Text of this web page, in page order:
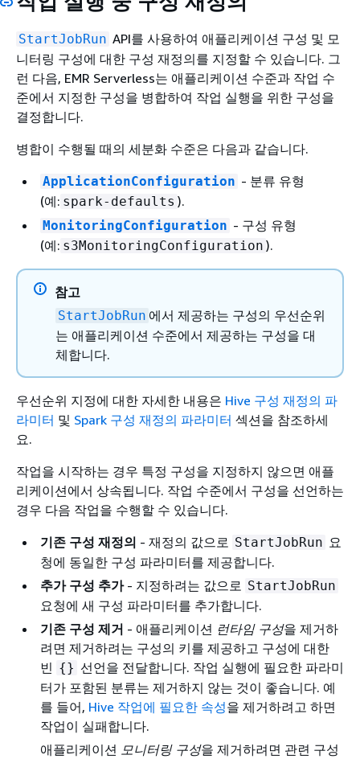
StartJobRun API를 사용하여 애플리케이션 구성 및 모
니터링 구성에 대한 구성 재정의를 지정할 수 있습니다. 그
런 다음, EMR Serverless는 애플리케이션 수준과 작업 수
준에서 지정한 구성을 병합하여 작업 실행을 위한 구성을
결정합니다.
병합이 수행될 때의 세분화 수준은 다음과 같습니다.
ApplicationConfiguration - 분류 유형
(예: spark-defaults ).
MonitoringConfiguration - 구성 유형
(예: s3MonitoringConfiguration ).
참고
StartJobRun 에서 제공하는 구성의 우선순위
는 애플리케이션 수준에서 제공하는 구성을 대
체합니다.
우선순위 지정에 대한 자세한 내용은 Hive 구성 재정의 파
라미터 및 Spark 구성 재정의 파라미터 섹션을 참조하세
요.
작업을 시작하는 경우 특정 구성을 지정하지 않으면 애플
리케이션에서 상속됩니다. 작업 수준에서 구성을 선언하는
경우 다음 작업을 수행할 수 있습니다.
기존 구성 재정의 - 재정의 값으로 StartJobRun 요
청에 동일한 구성 파라미터를 제공합니다.
추가 구성 추가- 지정하려는 값으로 StartJobRun
요청에 새 구성 파라미터를 추가합니다.
기존 구성 제거 - 애플리케이션 런타임 구성을 제거하
려면 제거하려는 구성의 키를 제공하고 구성에 대한
빈 {} 선언을 전달합니다. 작업 실행에 필요한 파라미
터가 포함된 분류는 제거하지 않는 것이 좋습니다. 예
를 들어, Hive 작업에 필요한 속성을 제거하려고 하면
작업이 실패합니다.
애플리케이션 모니터링 구성을 제거하려면 관련 구성